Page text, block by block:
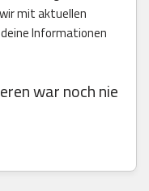
mit aktuellen
Informationen
war noch nie